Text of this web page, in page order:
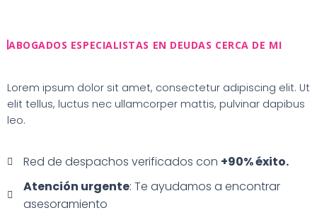
contenido
ABOGADOS ESPECIALISTAS EN DEUDAS CERCA DE MI
Lorem ipsum dolor sit amet, consectetur adipiscing elit. Ut
elit tellus, luctus nec ullamcorper mattis, pulvinar dapibus
leo.
Red de despachos verificados con +90% éxito.
Atención urgente: Te ayudamos a encontrar
asesoramiento